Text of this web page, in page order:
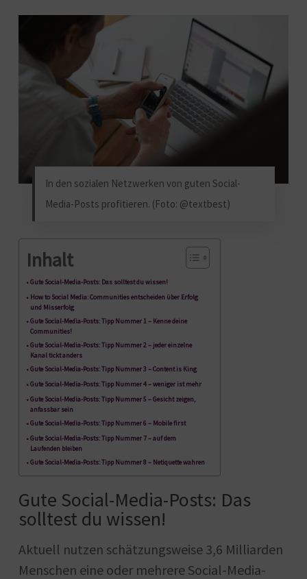
In den sozialen Netzwerken von guten Social-
Media-Posts profitieren. (Foto: @textbest)
Inhalt
Gute Social-Media-Posts: Das solltest du wissen!
How to Social Media: Communities entscheiden über Erfolg
und Misserfolg
Gute Social-Media-Posts: Tipp Nummer 1 – Kenne deine
Communities!
Gute Social-Media-Posts: Tipp Nummer 2 – jeder einzelne
Kanal tickt anders
Gute Social-Media-Posts: Tipp Nummer 3 – Content is King
Gute Social-Media-Posts: Tipp Nummer 4 – weniger ist mehr
Gute Social-Media-Posts: Tipp Nummer 5 – Gesicht zeigen,
anfassbar sein
Gute Social-Media-Posts: Tipp Nummer 6 – Mobile first
Gute Social-Media-Posts: Tipp Nummer 7 – auf dem
Laufenden bleiben
Gute Social-Media-Posts: Tipp Nummer 8 – Netiquette wahren
Gute Social-Media-Posts: Das
solltest du wissen!
Aktuell nutzen schätzungsweise 3,6 Milliarden
Menschen eine oder mehrere Social-Media-